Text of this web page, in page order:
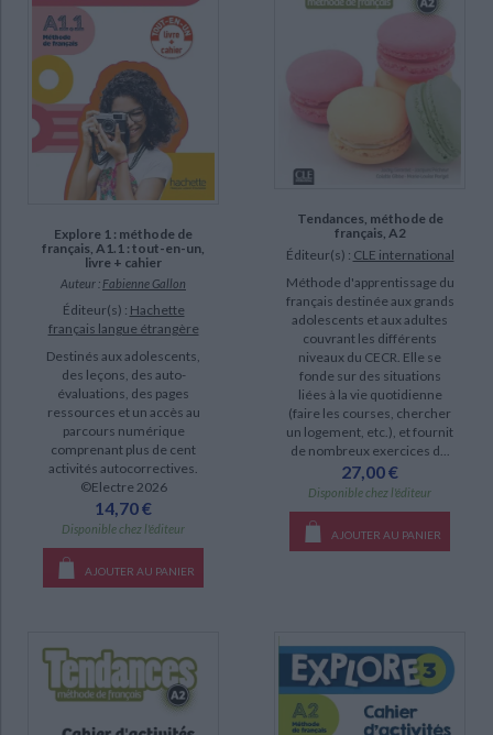
Explore 1 : méthode de
français, A1.1 : tout-en-un,
livre + cahier
Auteur : Fabienne Gallon
Éditeur(s) : Hachette
français langue étrangère
Destinés aux adolescents,
des leçons, des auto-
évaluations, des pages
ressources et un accès au
parcours numérique
comprenant plus de cent
activités autocorrectives.
©Electre 2026
14,70 €
Disponible chez l'éditeur
AJOUTER AU PANIER
Tendances, méthode de
français, A2
Éditeur(s) : CLE international
Méthode d'apprentissage du
français destinée aux grands
adolescents et aux adultes
couvrant les différents
niveaux du CECR. Elle se
fonde sur des situations
liées à la vie quotidienne
(faire les courses, chercher
un logement, etc.), et fournit
de nombreux exercices d...
27,00 €
Disponible chez l'éditeur
AJOUTER AU PANIER